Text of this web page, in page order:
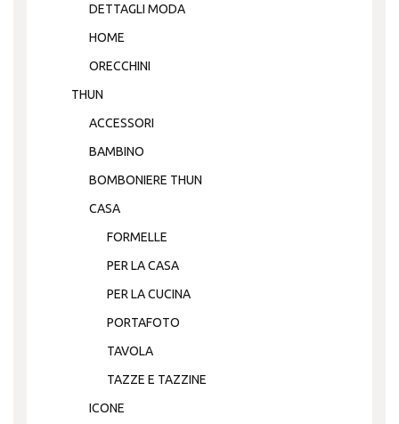
DETTAGLI MODA
HOME
ORECCHINI
THUN
ACCESSORI
BAMBINO
BOMBONIERE THUN
CASA
FORMELLE
PER LA CASA
PER LA CUCINA
PORTAFOTO
TAVOLA
TAZZE E TAZZINE
ICONE